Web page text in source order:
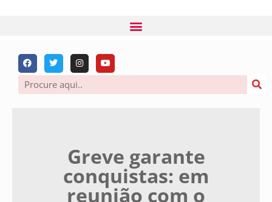
Greve garante
conquistas: em
reunião com o